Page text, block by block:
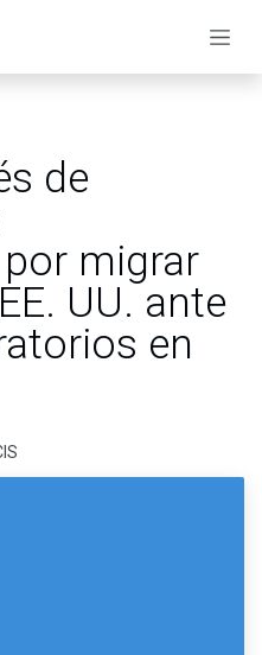
de
migrar
UU. ante
en